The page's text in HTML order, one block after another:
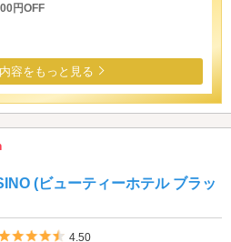
円OFF
容をもっと見る
(ビューティーホテル ブラッ
5つ星のうち4.5
4.50